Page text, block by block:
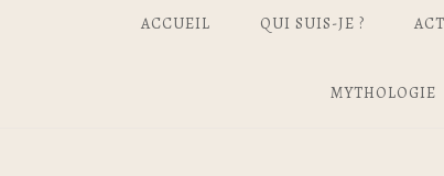
ACCUEIL QUI SUIS-JE ?
MYTHOLOGIE